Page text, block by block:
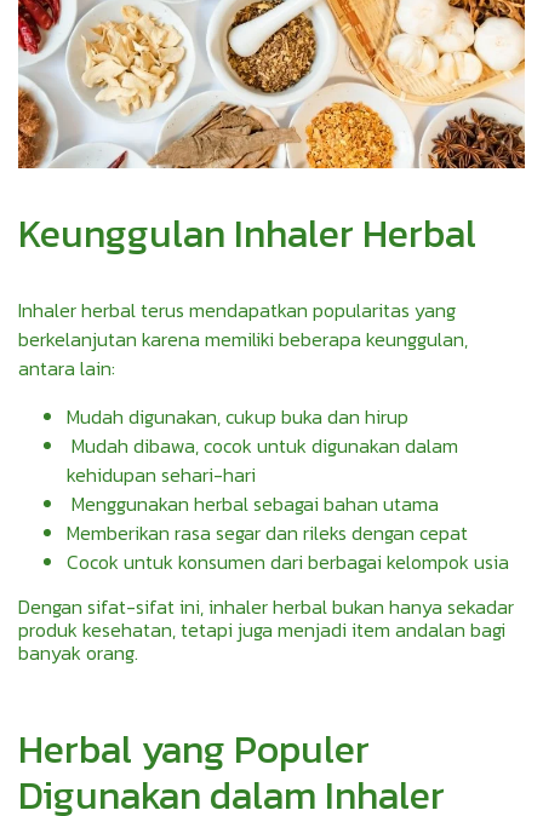
Keunggulan Inhaler Herbal
Inhaler herbal terus mendapatkan popularitas yang
berkelanjutan karena memiliki beberapa keunggulan,
antara lain:
Mudah digunakan, cukup buka dan hirup
Mudah dibawa, cocok untuk digunakan dalam
kehidupan sehari-hari
Menggunakan herbal sebagai bahan utama
Memberikan rasa segar dan rileks dengan cepat
Cocok untuk konsumen dari berbagai kelompok usia
Dengan sifat-sifat ini, inhaler herbal bukan hanya sekadar
produk kesehatan, tetapi juga menjadi item andalan bagi
banyak orang.
Herbal yang Populer
Digunakan dalam Inhaler